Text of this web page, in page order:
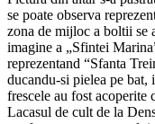
se poate observa
zona de mijloc a boltii se
imagine a „Sfintei
reprezentand “Sfanta
ducandu-si pielea pe bat,
frescele au fost acoperite
Lacasul de cult de la